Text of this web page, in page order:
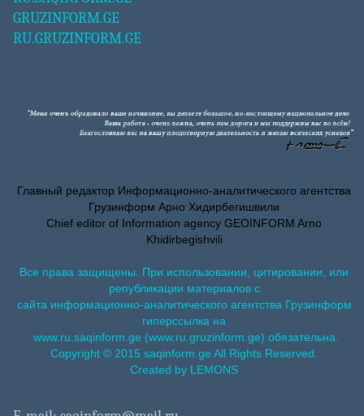
GRUZINFORM.GE
RU.GRUZINFORM.GE
Главный редактор Информационно-аналитического агентства
Грузинформ Арно Хидирбегишвили
Chief editor of Information agency GEOINFORM Arno
Khidirbegishvili
Все права защищены. При использовании, цитировании, или
републикации материалов с
сайта информационно-аналитического агентства Грузинформ
гиперссылка на
www.ru.saqinform.ge (www.ru.gruzinform.ge) обязательна.
Copyright © 2015 saqinform.ge All Rights Reserved.
Created by LEMONS